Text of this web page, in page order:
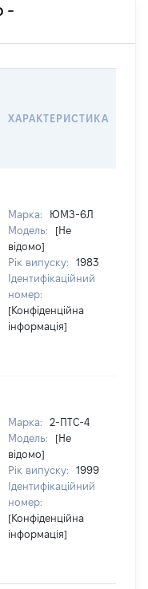
-
ХАРАКТЕРИСТИКА
Марка:
ЮМЗ-6Л
Модель:
[Не
відомо]
Рік випуску:
1983
Ідентифікаційний
номер:
[Конфіденційна
інформація]
Марка:
2-ПТС-4
Модель:
[Не
відомо]
Рік випуску:
1999
Ідентифікаційний
номер:
[Конфіденційна
інформація]